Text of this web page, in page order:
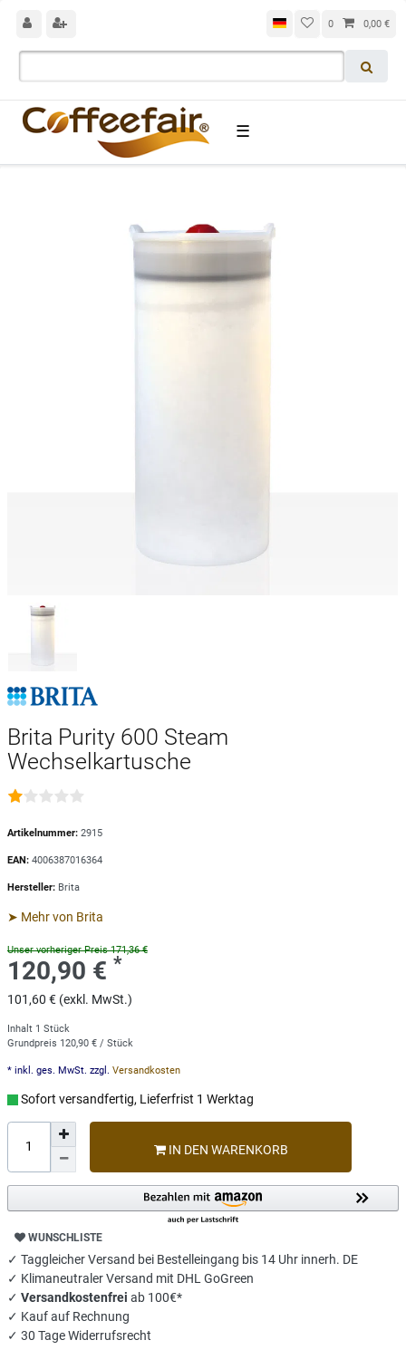
0 0,00 €
☰
Brita Purity 600 Steam
Wechselkartusche
Artikelnummer: 2915
EAN: 4006387016364
Hersteller: Brita
➤ Mehr von Brita
Unser vorheriger Preis 171,36 €
120,90 € *
101,60 € (exkl. MwSt.)
Inhalt 1 Stück
Grundpreis 120,90 € / Stück
* inkl. ges. MwSt. zzgl. Versandkosten
Sofort versandfertig, Lieferfrist 1 Werktag
IN DEN WARENKORB
WUNSCHLISTE
✓ Taggleicher Versand bei Bestelleingang bis 14 Uhr innerh. DE
✓ Klimaneutraler Versand mit DHL GoGreen
✓ Versandkostenfrei ab 100€*
✓ Kauf auf Rechnung
✓ 30 Tage Widerrufsrecht